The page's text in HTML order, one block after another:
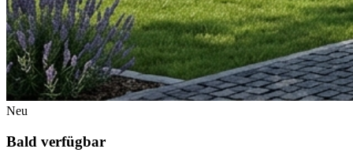
Neu
Bald verfügbar